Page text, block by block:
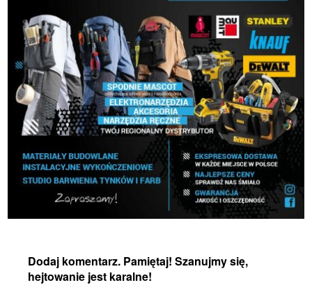
Dodaj komentarz. Pamiętaj! Szanujmy się,
hejtowanie jest karalne!